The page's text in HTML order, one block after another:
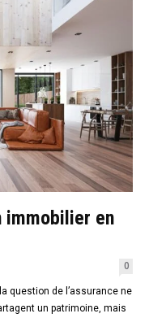
immobilier en
0
question de l’assurance ne
un patrimoine, mais